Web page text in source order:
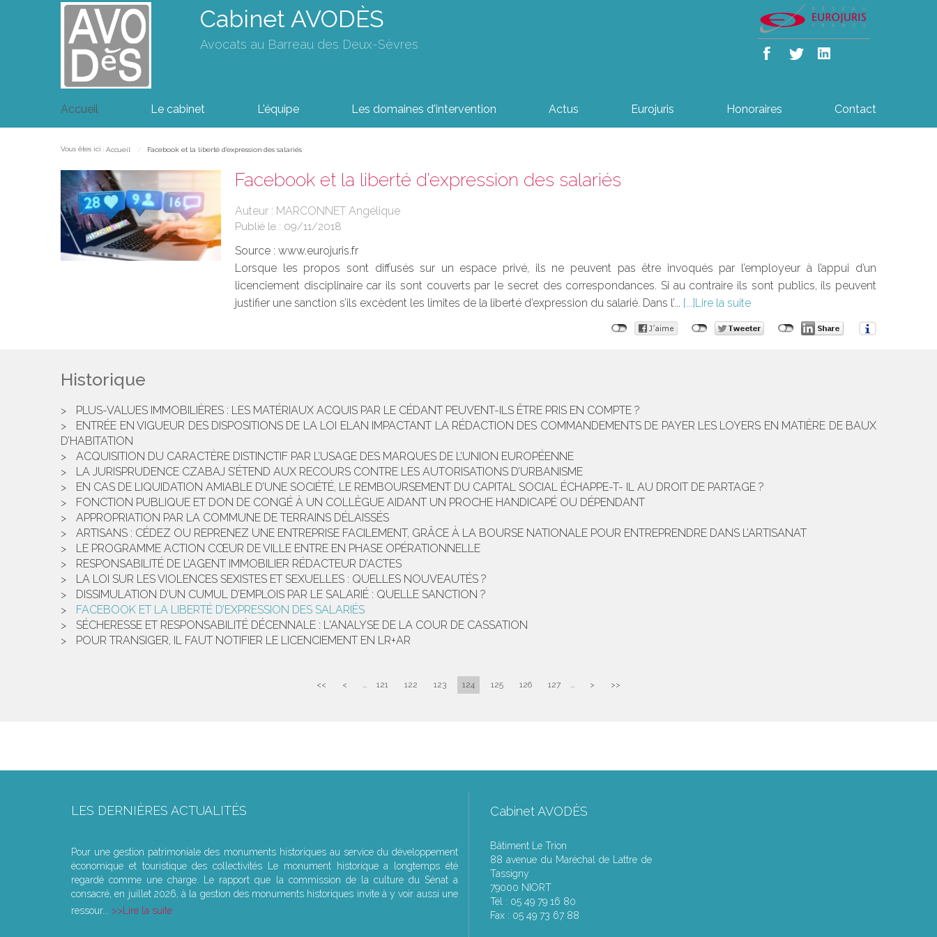
Cabinet AVODÈS
Avocats au Barreau des Deux-Sèvres
Accueil Le cabinet L'équipe Les domaines d'intervention Actus Eurojuris Honoraires Contact
Vous êtes ici : Accueil Facebook et la liberté d’expression des salariés
Facebook et la liberté d’expression des salariés
Auteur : MARCONNET Angélique
Publié le : 09/11/2018
Source : www.eurojuris.fr
Lorsque les propos sont diffusés sur un espace privé, ils ne peuvent pas être invoqués par l’employeur à l’appui d’un
licenciement disciplinaire car ils sont couverts par le secret des correspondances. Si au contraire ils sont publics, ils peuvent
justifier une sanction s’ils excèdent les limites de la liberté d’expression du salarié. Dans l’...
Lire la suite
Historique
PLUS-VALUES IMMOBILIÈRES : LES MATÉRIAUX ACQUIS PAR LE CÉDANT PEUVENT-ILS ÊTRE PRIS EN COMPTE ?
ENTRÉE EN VIGUEUR DES DISPOSITIONS DE LA LOI ELAN IMPACTANT LA RÉDACTION DES COMMANDEMENTS DE PAYER LES LOYERS EN MATIÈRE DE BAUX
D’HABITATION
ACQUISITION DU CARACTÈRE DISTINCTIF PAR L’USAGE DES MARQUES DE L’UNION EUROPÉENNE
LA JURISPRUDENCE CZABAJ S’ÉTEND AUX RECOURS CONTRE LES AUTORISATIONS D’URBANISME
EN CAS DE LIQUIDATION AMIABLE D’UNE SOCIÉTÉ, LE REMBOURSEMENT DU CAPITAL SOCIAL ÉCHAPPE-T- IL AU DROIT DE PARTAGE ?
FONCTION PUBLIQUE ET DON DE CONGÉ À UN COLLÈGUE AIDANT UN PROCHE HANDICAPÉ OU DÉPENDANT
APPROPRIATION PAR LA COMMUNE DE TERRAINS DÉLAISSÉS
ARTISANS : CÉDEZ OU REPRENEZ UNE ENTREPRISE FACILEMENT, GRÂCE À LA BOURSE NATIONALE POUR ENTREPRENDRE DANS L’ARTISANAT
LE PROGRAMME ACTION CŒUR DE VILLE ENTRE EN PHASE OPÉRATIONNELLE
RESPONSABILITÉ DE L’AGENT IMMOBILIER RÉDACTEUR D’ACTES
LA LOI SUR LES VIOLENCES SEXISTES ET SEXUELLES : QUELLES NOUVEAUTÉS ?
DISSIMULATION D’UN CUMUL D’EMPLOIS PAR LE SALARIÉ : QUELLE SANCTION ?
FACEBOOK ET LA LIBERTÉ D’EXPRESSION DES SALARIÉS
SÉCHERESSE ET RESPONSABILITÉ DÉCENNALE : L'ANALYSE DE LA COUR DE CASSATION
POUR TRANSIGER, IL FAUT NOTIFIER LE LICENCIEMENT EN LR+AR
<< < ... 121 122 123 124 125 126 127 ... > >>
LES DERNIÈRES ACTUALITÉS
Pour une gestion patrimoniale des monuments historiques au service du développement
économique et touristique des collectivités Le monument historique a longtemps été
regardé comme une charge. Le rapport que la commission de la culture du Sénat a
consacré, en juillet 2026, à la gestion des monuments historiques invite à y voir aussi une
ressour...
Lire la suite
Cabinet AVODÈS
Bâtiment Le Trion
88 avenue du Maréchal de Lattre de
Tassigny
79000 NIORT
Tél : 05 49 79 16 80
Fax : 05 49 73 67 88